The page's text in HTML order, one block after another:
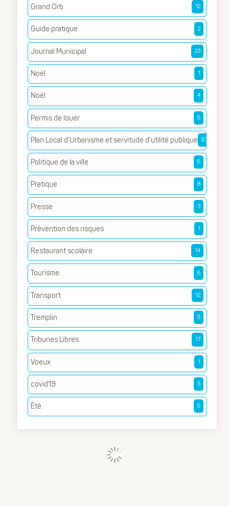
Grand Orb 12
Guide pratique 2
Journal Municipal 23
Noël 1
Noël 4
Permis de louer 6
Plan Local d’Urbanisme et servitude d’utilité publique 20
Politique de la ville 6
Pratique 8
Presse 3
Prévention des risques 1
Restaurant scolaire 14
Tourisme 6
Transport 12
Tremplin 5
Tribunes Libres 17
Voeux 1
covid19 5
Été 6